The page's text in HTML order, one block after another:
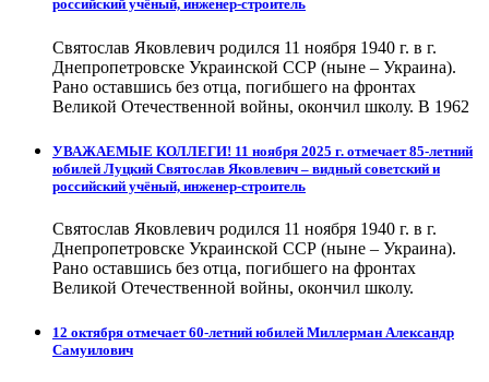
российский учёный, инженер-строитель
Святослав Яковлевич родился 11 ноября 1940 г. в г.
Днепропетровске Украинской ССР (ныне – Украина).
Рано оставшись без отца, погибшего на фронтах
Великой Отечественной войны, окончил школу. В 1962
УВАЖАЕМЫЕ КОЛЛЕГИ! 11 ноября 2025 г. отмечает 85-летний
юбилей Луцкий Святослав Яковлевич – видный советский и
российский учёный, инженер-строитель
Святослав Яковлевич родился 11 ноября 1940 г. в г.
Днепропетровске Украинской ССР (ныне – Украина).
Рано оставшись без отца, погибшего на фронтах
Великой Отечественной войны, окончил школу.
12 октября отмечает 60-летний юбилей Миллерман Александр
Самуилович